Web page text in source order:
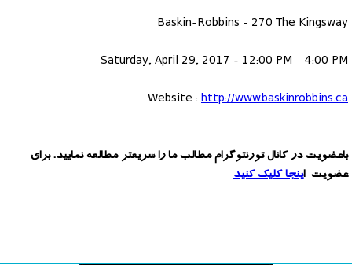
Baskin-Robbins - 270 The Kingsway
Saturday, April 29, 2017 - 12:00 PM – 4:00 PM
Website :http://www.baskinrobbins.ca
باعضویت در کانال تورنتوگرام مطالب ما را سریعتر مطالعه نمایید. برای
عضویت اینجا کلیک کنید